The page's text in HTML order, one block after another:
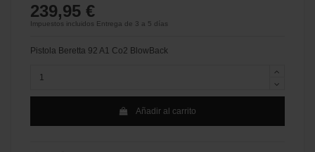
239,95 €
Impuestos incluidos Entrega de 3 a 5 días
Pistola Beretta 92 A1 Co2 BlowBack
Añadir al carrito